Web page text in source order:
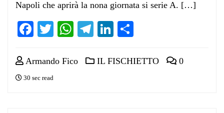
Napoli che aprirà la nona giornata si serie A. […]
Facebook
TwitterWhatsApp
Telegram
LinkedIn
Armando Fico IL FISCHIETTO 0
30 sec read